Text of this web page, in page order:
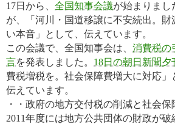
ッ
プ
移
動
17日から、 全国知事会議が始まりまし
が、「河川・国道移譲に不安続出。財
い本音」として、伝えています。
この会議で、全国知事会は、 消費税の
言を発表しました。 18日の朝日新聞夕
費税増税を。社会保障費増大に対応」
伝えています。
・・政府の地方交付税の削減と社会保
2011年度には地方公共団体の財政が破